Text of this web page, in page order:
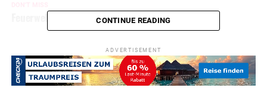
Feuerwehr: Mehrere Einsätze am Mittwoch
CONTINUE READING
ADVERTISEMENT